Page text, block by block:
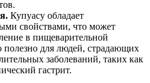
Купуасу обладает
свойствами, что может
в пищеварительной
полезно для людей, страдающих
заболеваний, таких как
гастрит.